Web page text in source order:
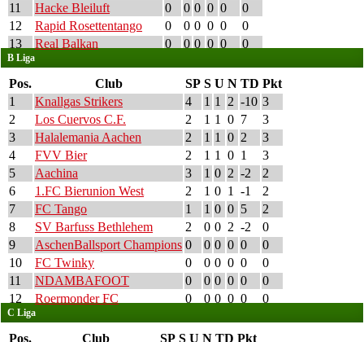
11
Hacke Bleiluft 0 0 0 0 0
0
12
Rapid Rosettentango 0 0 0 0 0
0
13
Real Balkan 0 0 0 0 0 0
B Liga
Pos. Club SP S U N TD Pkt
1
Knallgas Strikers 4 1 1 2 -10 3
2
Los Cuervos C.F. 2 1 1 0 7
3
3
Halalemania Aachen 2 1 1 0 2
3
4
FVV Bier 2 1 1 0 1
3
5
Aachina 3 1 0 2 -2
2
6
1.FC Bierunion West 2 1 0 1 -1
2
7
FC Tango 1 1 0 0 5
2
8
SV Barfuss Bethlehem 2 0 0 2 -2
0
9
AschenBallsport Champions 0 0 0 0 0
0
10
FC Twinky 0 0 0 0 0
0
11
NDAMBAFOOT 0 0 0 0 0
0
12
Roermonder FC 0 0 0 0 0 0
C Liga
Pos. Club SP S U N TD Pkt